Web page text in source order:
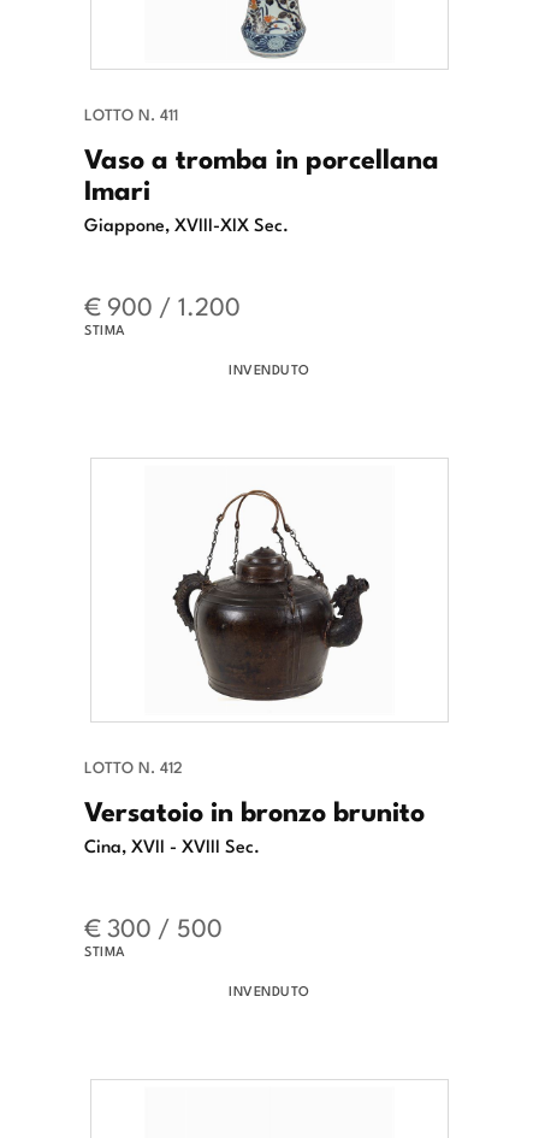
LOTTO N. 411
Vaso a tromba in porcellana
Imari
Giappone, XVIII-XIX Sec.
€ 900 / 1.200
STIMA
INVENDUTO
LOTTO N. 412
Versatoio in bronzo brunito
Cina, XVII - XVIII Sec.
€ 300 / 500
STIMA
INVENDUTO